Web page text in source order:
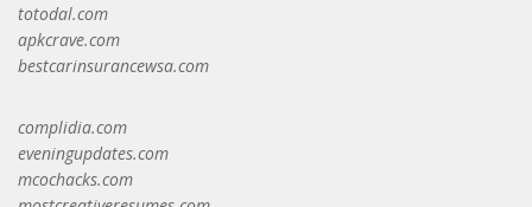
totodal.com
apkcrave.com
bestcarinsurancewsa.com
complidia.com
eveningupdates.com
mcochacks.com